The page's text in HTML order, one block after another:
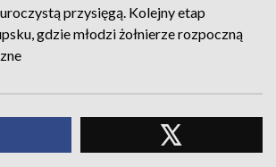
przysięgą. Kolejny etap
gdzie młodzi żołnierze rozpoczną